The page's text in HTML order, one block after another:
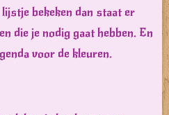
bekeken dan staat er
die je nodig gaat hebben. En
voor de kleuren.